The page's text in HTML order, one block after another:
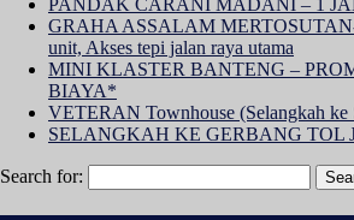
PANDAK CARANI MADANI – 1
GRAHA ASSALAM MERTOSUTAN-
unit, Akses tepi jalan raya utama
MINI KLASTER BANTENG –
BIAYA*
VETERAN Townhouse (Selangkah
SELANGKAH KE GERBANG TOL
Search for: